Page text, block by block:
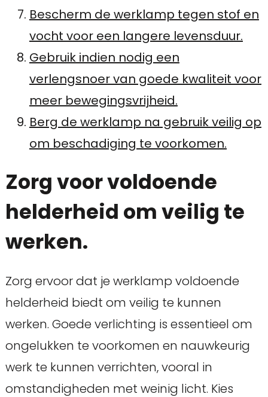
Bescherm de werklamp tegen stof en
vocht voor een langere levensduur.
Gebruik indien nodig een
verlengsnoer van goede kwaliteit voor
meer bewegingsvrijheid.
Berg de werklamp na gebruik veilig op
om beschadiging te voorkomen.
Zorg voor voldoende
helderheid om veilig te
werken.
Zorg ervoor dat je werklamp voldoende
helderheid biedt om veilig te kunnen
werken. Goede verlichting is essentieel om
ongelukken te voorkomen en nauwkeurig
werk te kunnen verrichten, vooral in
omstandigheden met weinig licht. Kies